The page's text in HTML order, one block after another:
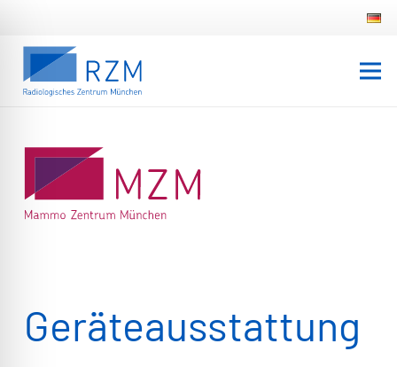
Geräte­ausstattung